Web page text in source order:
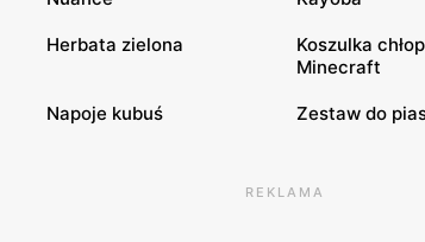
Herbata zielona
Koszulka
Minecraft
Napoje kubuś Zestaw do
REKLAMA